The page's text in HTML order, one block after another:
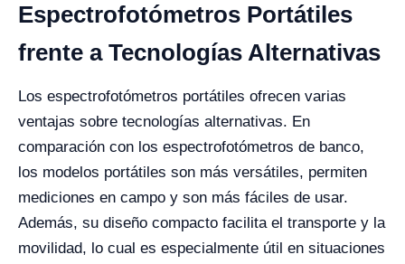
Espectrofotómetros Portátiles
frente a Tecnologías Alternativas
Los espectrofotómetros portátiles ofrecen varias
ventajas sobre tecnologías alternativas. En
comparación con los espectrofotómetros de banco,
los modelos portátiles son más versátiles, permiten
mediciones en campo y son más fáciles de usar.
Además, su diseño compacto facilita el transporte y la
movilidad, lo cual es especialmente útil en situaciones